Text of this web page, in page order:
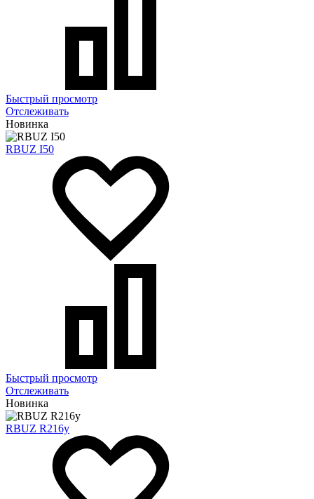
Быстрый просмотр
Отслеживать
Новинка
RBUZ I50
Быстрый просмотр
Отслеживать
Новинка
RBUZ R216y